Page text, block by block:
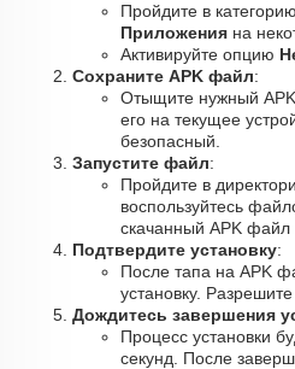
Пройдите в категорию
Приложения на
Активируйте опцию
Сохраните APK файл:
Отыщите нужный APK
его на текущее
безопасный.
Запустите файл:
Пройдите в
воспользуйтесь
скачанный APK файл
Подтвердите установку:
После тапа на APK
установку.
Дождитесь завершения
Процесс установки
секунд. После